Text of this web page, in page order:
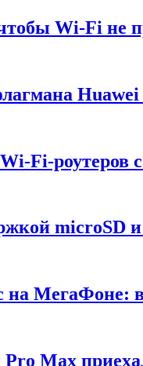
Wi-Fi не
Fi-роутеров
microSD
на МегаФоне:
Max